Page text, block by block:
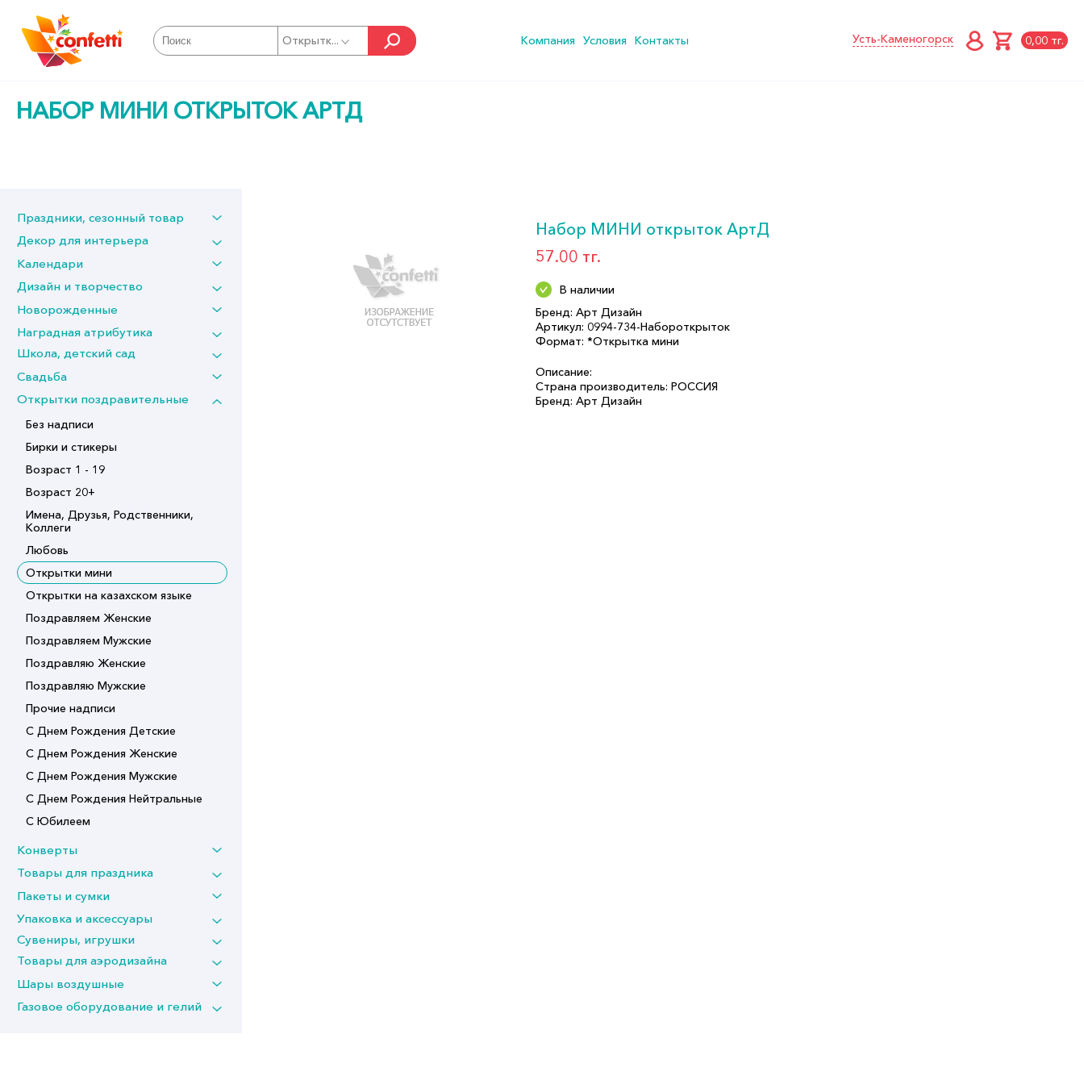
Открытк... Компания Условия Контакты Усть-Каменогорск 0,00 тг.
НАБОР МИНИ ОТКРЫТОК АРТД
Праздники, сезонный товар
Декор для интерьера
Календари
Дизайн и творчество
Новорожденные
Наградная атрибутика
Школа, детский сад
Свадьба
Открытки поздравительные
Без надписи
Бирки и стикеры
Возраст 1 - 19
Возраст 20+
Имена, Друзья, Родственники,
Коллеги
Любовь
Открытки мини
Открытки на казахском языке
Поздравляем Женские
Поздравляем Мужские
Поздравляю Женские
Поздравляю Мужские
Прочие надписи
С Днем Рождения Детские
С Днем Рождения Женские
С Днем Рождения Мужские
С Днем Рождения Нейтральные
С Юбилеем
Конверты
Товары для праздника
Пакеты и сумки
Упаковка и аксессуары
Сувениры, игрушки
Товары для аэродизайна
Шары воздушные
Газовое оборудование и гелий
Набор МИНИ открыток АртД
57.00 тг.
В наличии
Бренд: Арт Дизайн
Артикул: 0994-734-Набороткрыток
Формат: *Открытка мини
Описание:
Страна производитель: РОССИЯ
Бренд: Арт Дизайн